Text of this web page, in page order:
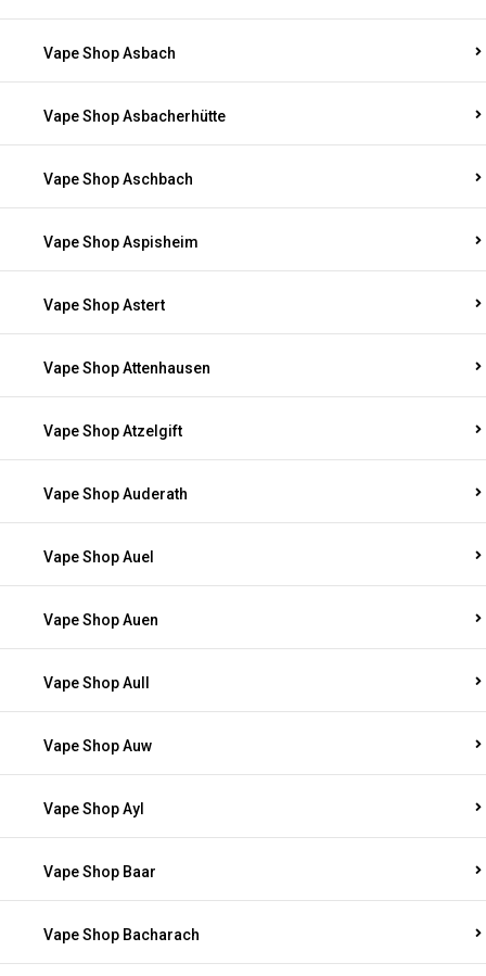
Vape Shop Asbach
Vape Shop Asbacherhütte
Vape Shop Aschbach
Vape Shop Aspisheim
Vape Shop Astert
Vape Shop Attenhausen
Vape Shop Atzelgift
Vape Shop Auderath
Vape Shop Auel
Vape Shop Auen
Vape Shop Aull
Vape Shop Auw
Vape Shop Ayl
Vape Shop Baar
Vape Shop Bacharach